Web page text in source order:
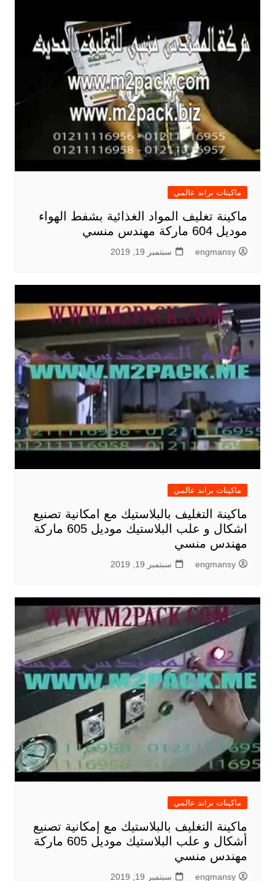
ماكينات براند عالمي
ماكينة تغليف المواد الغذائية بشفط الهواء
موديل 604 ماركة مهندس منسي
engmansy سبتمبر 19, 2019
ماكينات براند عالمي
ماكينة التغليف بالبلاستيك مع امكانية تصنيع
اشكال و علب البلاستيك موديل 605 ماركة
مهندس منسي
engmansy سبتمبر 19, 2019
ماكينات براند عالمي
ماكينة التغليف بالبلاستيك مع إمكانية تصنيع
أشكال و علب البلاستيك موديل 605 ماركة
مهندس منسي
engmansy سبتمبر 19, 2019